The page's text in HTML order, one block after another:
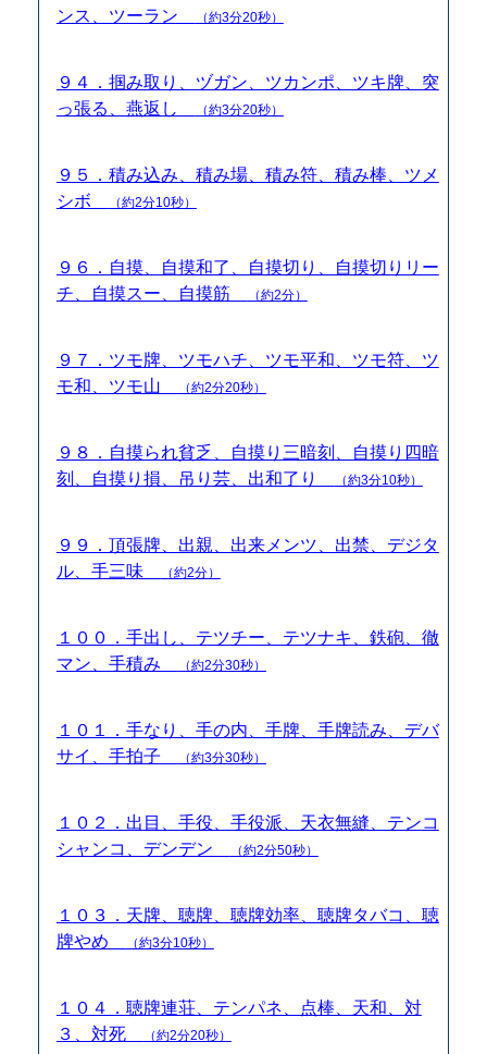
ンス、ツーラン （約3分20秒）
９４．掴み取り、ヅガン、ツカンポ、ツキ牌、突
っ張る、燕返し
（約3分20秒）
９５．積み込み、積み場、積み符、積み棒、ツメ
シボ
（約2分10秒）
９６．自摸、自摸和了、自摸切り、自摸切りリー
チ、自摸スー、自摸筋
（約2分）
９７．ツモ牌、ツモハチ、ツモ平和、ツモ符、ツ
モ和、ツモ山
（約2分20秒）
９８．自摸られ貧乏、自摸り三暗刻、自摸り四暗
刻、自摸り損、吊り芸、出和了り
（約3分10秒）
９９．頂張牌、出親、出来メンツ、出禁、デジタ
ル、手三味
（約2分）
１００．手出し、テツチー、テツナキ、鉄砲、徹
マン、手積み
（約2分30秒）
１０１．手なり、手の内、手牌、手牌読み、デバ
サイ、手拍子
（約3分30秒）
１０２．出目、手役、手役派、天衣無縫、テンコ
シャンコ、デンデン
（約2分50秒）
１０３．天牌、聴牌、聴牌効率、聴牌タバコ、聴
牌やめ
（約3分10秒）
１０４．聴牌連荘、テンパネ、点棒、天和、対
３、対死
（約2分20秒）